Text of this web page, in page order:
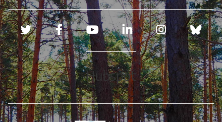
Redes sociales
Hubspot